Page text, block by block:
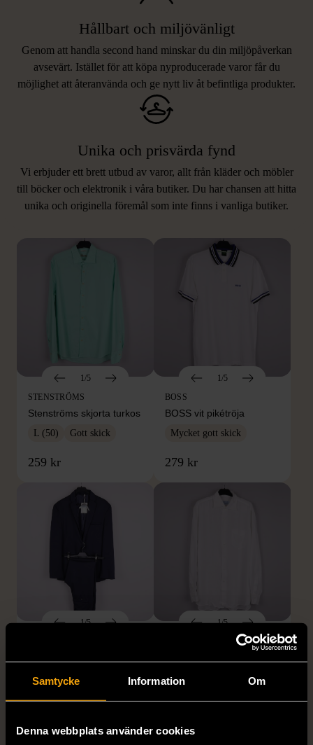
Samtycke Information Om
Denna webbplats använder cookies
Hållbart och miljövänligt
Genom att handla second hand minskar du din miljöpåverkan
avsevärt. Istället för att köpa nyproducerade varor får du
möjlighet att återanvända och ge nytt liv åt befintliga produkter.
Unika och prisvärda fynd
Vi erbjuder ett brett utbud av varor, allt från kläder och möbler
till böcker och elektronik i våra butiker. Du har chansen att hitta
unika och originella föremål som inte finns i vanliga butiker.
LIKNANDE PRODUKTER
Hitta produkter som påminner om denna
1/5
STENSTRÖMS
Stenströms skjorta turkos
L (50) Gott skick
259 kr
1/5
BOSS
BOSS vit pikétröja
Mycket gott skick
279 kr
1/5
1/5